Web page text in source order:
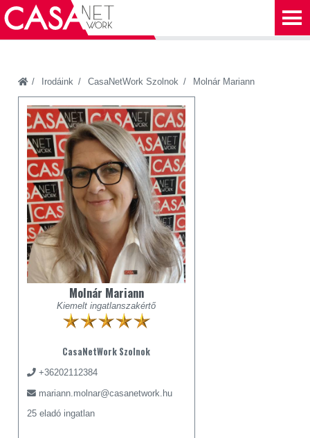
Irodáink CasaNetWork Szolnok Molnár Mariann
Molnár Mariann
Kiemelt ingatlanszakértő
CasaNetWork Szolnok
+36202112384
mariann.molnar@casanetwork.hu
25 eladó ingatlan